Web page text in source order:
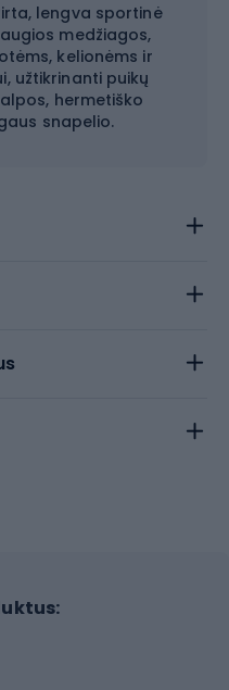
lengva sportinė
medžiagos,
kelionėms ir
užtikrinanti puikų
hermetiško
snapelio.